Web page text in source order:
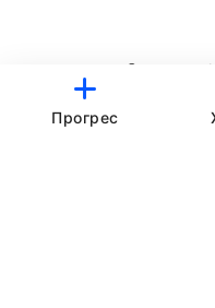
©
Crafted with
Прогрес